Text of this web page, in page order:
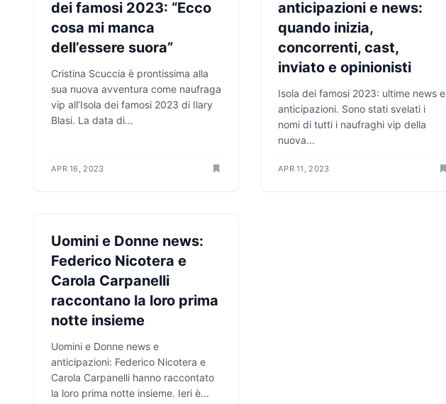
dei famosi 2023: “Ecco
cosa mi manca
dell’essere suora”
Cristina Scuccia è prontissima alla
sua nuova avventura come naufraga
vip all’Isola dei famosi 2023 di Ilary
Blasi. La data di...
APR 16, 2023
anticipazioni e news:
quando inizia,
concorrenti, cast,
inviato e opinionisti
Isola dei famosi 2023: ultime news e
anticipazioni. Sono stati svelati i
nomi di tutti i naufraghi vip della
nuova...
APR 11, 2023
Uomini e Donne news:
Federico Nicotera e
Carola Carpanelli
raccontano la loro prima
notte insieme
Uomini e Donne news e
anticipazioni: Federico Nicotera e
Carola Carpanelli hanno raccontato
la loro prima notte insieme. Ieri è...